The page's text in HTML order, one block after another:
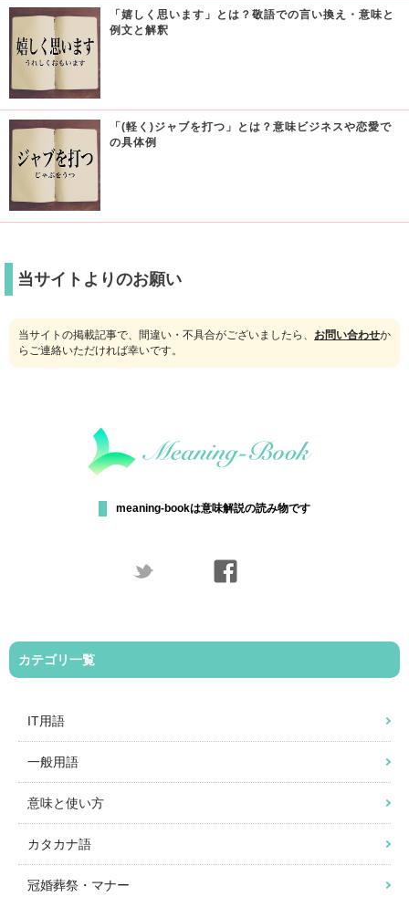
「嬉しく思います」とは？敬語での言い換え・意味と
例文と解釈
「(軽く)ジャブを打つ」とは？意味ビジネスや恋愛で
の具体例
当サイトよりのお願い
当サイトの掲載記事で、間違い・不具合がございましたら、 お問い合わせか
らご連絡いただければ幸いです。
meaning-bookは意味解説の読み物です
カテゴリ一覧
IT用語
一般用語
意味と使い方
カタカナ語
冠婚葬祭・マナー